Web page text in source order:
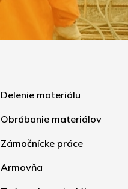
Delenie materiálu
Obrábanie materiálov
Zámočnícke práce
Armovňa